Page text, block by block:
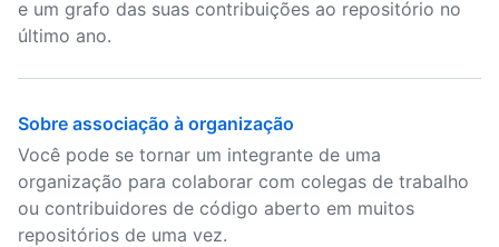
e um grafo das suas contribuições ao repositório no
último ano.
Sobre associação à organização
Você pode se tornar um integrante de uma
organização para colaborar com colegas de trabalho
ou contribuidores de código aberto em muitos
repositórios de uma vez.